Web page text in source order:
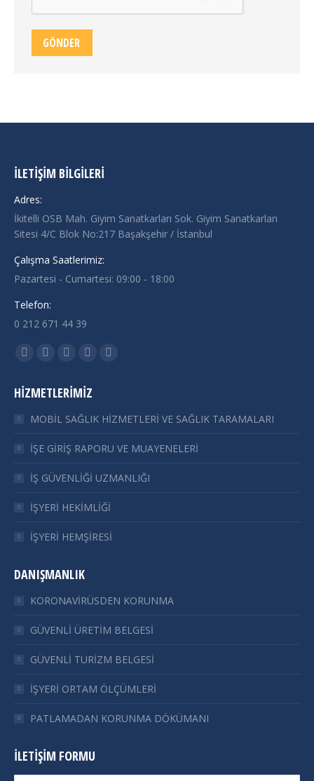
GÖNDER
İLETIŞIM BILGILERI
Adres:
İkitelli OSB Mah. Giyim Sanatkarları Sok. Giyim Sanatkarları
Sitesi 4/C Blok No:217 Başakşehir / İstanbul
Çalışma Saatlerimiz:
Pazartesi - Cumartesi: 09:00 - 18:00
Telefon:
0 212 671 44 39
Find us on:
opens
in
window
opens
in
window
opens
in
window
opens
in
window
in
window
HIZMETLERIMIZ
MOBİL SAĞLIK HİZMETLERİ VE SAĞLIK TARAMALARI
İŞE GİRİŞ RAPORU VE MUAYENELERİ
İŞ GÜVENLİĞİ UZMANLIĞI
İŞYERİ HEKİMLİĞİ
İŞYERİ HEMŞİRESİ
DANIŞMANLIK
KORONAVİRÜSDEN KORUNMA
GÜVENLİ ÜRETİM BELGESİ
GÜVENLİ TURİZM BELGESİ
İŞYERİ ORTAM ÖLÇÜMLERİ
PATLAMADAN KORUNMA DÖKÜMANI
İLETIŞIM FORMU